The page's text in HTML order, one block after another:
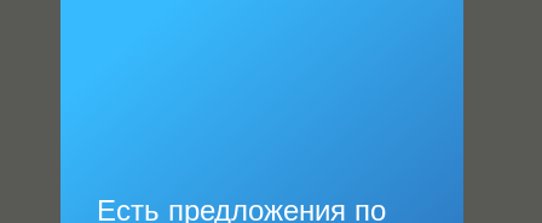
Есть предложения по